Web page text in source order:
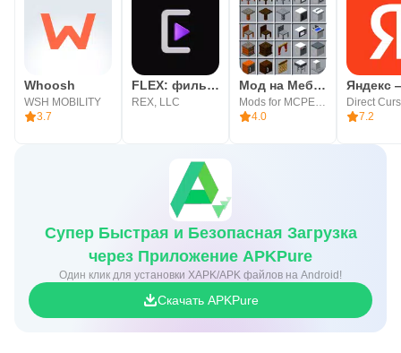
Whoosh
WSH MOBILITY
3.7
FLEX: фильмы и сериалы
REX, LLC
Мод на Мебель для Майнкрафт ПЕ
Mods for MCPE Inc.
4.0
7.2
Супер Быстрая и Безопасная Загрузка
через Приложение APKPure
Один клик для установки XAPK/APK файлов на Android!
Скачать APKPure